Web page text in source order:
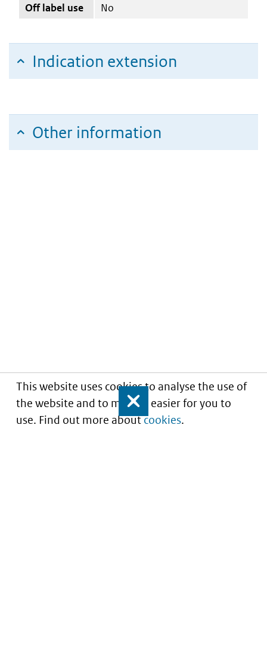
This website uses cookies to analyse the use of
the website and to make it easier for you to
use. Find out more aboutcookies.
Close
Off label use No
Indication extension
Other information